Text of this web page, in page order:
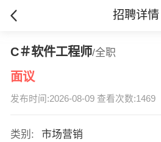
招聘详情
C＃软件工程师/全职
面议
发布时间:2026-08-09 查看次数:1469
类别:
市场营销